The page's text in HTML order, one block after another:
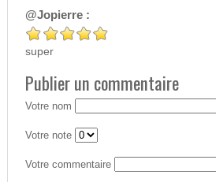
@Jopierre :
super
Publier un commentaire
Votre nom
Votre note
Votre commentaire